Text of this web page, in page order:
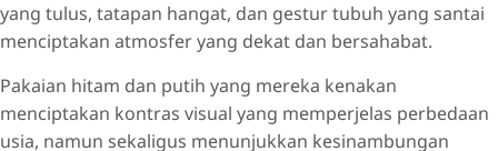
yang tulus, tatapan hangat, dan gestur tubuh yang santai
menciptakan atmosfer yang dekat dan bersahabat.
Pakaian hitam dan putih yang mereka kenakan
menciptakan kontras visual yang memperjelas perbedaan
usia, namun sekaligus menunjukkan kesinambungan